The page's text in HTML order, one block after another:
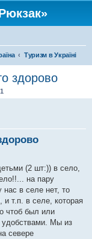
Туризм в Україні
здорово
1
(2 шт:)) в село,
на пару
в селе нет, то
и т.п. в селе, которая
чтоб был или
Мы из
севере